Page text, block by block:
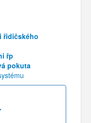
řidičského
řp
pokuta